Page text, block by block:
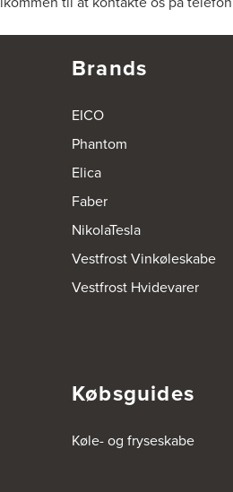
Brands
EICO
Phantom
Elica
Faber
NikolaTesla
Vestfrost Vinkøleskabe
Vestfrost Hvidevarer
Købsguides
Køle- og fryseskabe